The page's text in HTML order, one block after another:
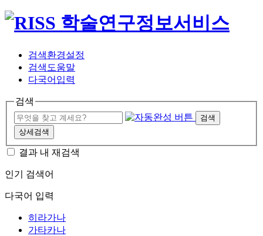
검색환경설정
검색도움말
다국어입력
검색
검색
상세검색
결과 내 재검색
인기 검색어
다국어 입력
히라가나
가타카나